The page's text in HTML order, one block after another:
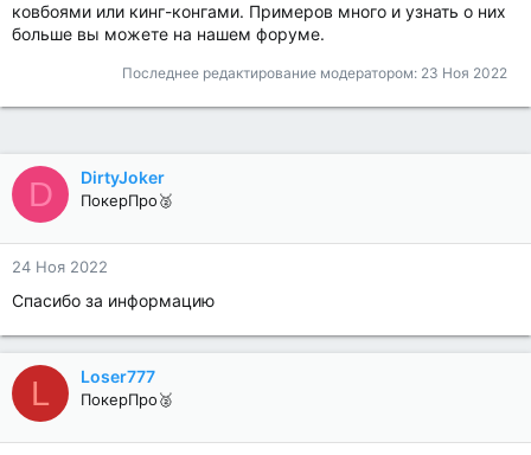
ковбоями или кинг-конгами. Примеров много и узнать о них
больше вы можете на нашем форуме.
Последнее редактирование модератором: 23 Ноя 2022
D DirtyJoker
ПокерПро🥈
24 Ноя 2022
Спасибо за информацию
L Loser777
ПокерПро🥈